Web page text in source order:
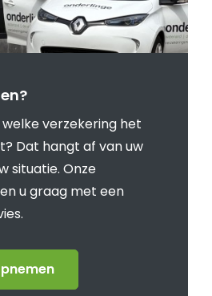
verzekering het
Dat hangt af van uw
situatie. Onze
u graag met een